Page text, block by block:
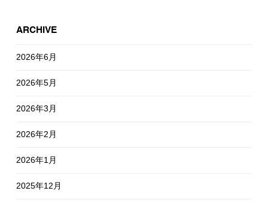
ARCHIVE
2026年6月
2026年5月
2026年3月
2026年2月
2026年1月
2025年12月